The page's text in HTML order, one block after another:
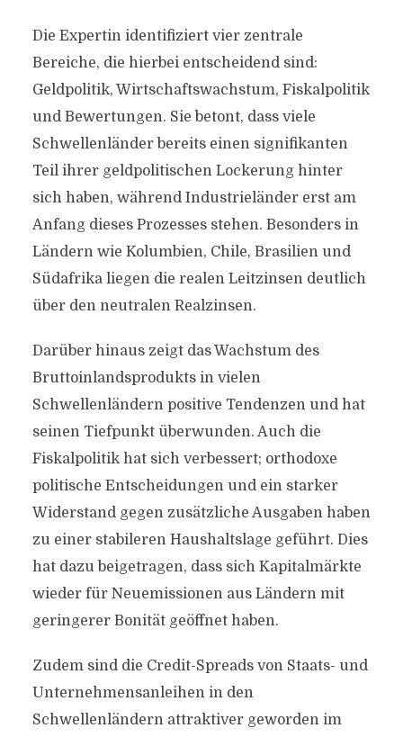
Die Expertin identifiziert vier zentrale
Bereiche, die hierbei entscheidend sind:
Geldpolitik, Wirtschaftswachstum, Fiskalpolitik
und Bewertungen. Sie betont, dass viele
Schwellenländer bereits einen signifikanten
Teil ihrer geldpolitischen Lockerung hinter
sich haben, während Industrieländer erst am
Anfang dieses Prozesses stehen. Besonders in
Ländern wie Kolumbien, Chile, Brasilien und
Südafrika liegen die realen Leitzinsen deutlich
über den neutralen Realzinsen.
Darüber hinaus zeigt das Wachstum des
Bruttoinlandsprodukts in vielen
Schwellenländern positive Tendenzen und hat
seinen Tiefpunkt überwunden. Auch die
Fiskalpolitik hat sich verbessert; orthodoxe
politische Entscheidungen und ein starker
Widerstand gegen zusätzliche Ausgaben haben
zu einer stabileren Haushaltslage geführt. Dies
hat dazu beigetragen, dass sich Kapitalmärkte
wieder für Neuemissionen aus Ländern mit
geringerer Bonität geöffnet haben.
Zudem sind die Credit-Spreads von Staats- und
Unternehmensanleihen in den
Schwellenländern attraktiver geworden im